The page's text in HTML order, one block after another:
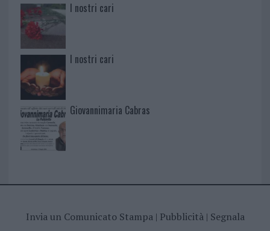
I nostri cari
I nostri cari
Giovannimaria Cabras
Invia un Comunicato Stampa| Pubblicità| Segnala